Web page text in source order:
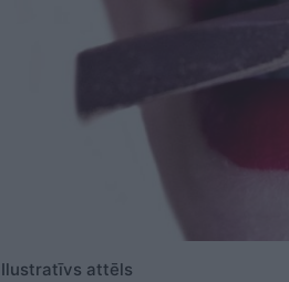
Ilustratīvs attēls